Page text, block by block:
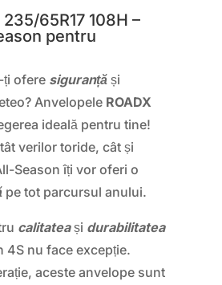
65R17 108H –
pentru
ți ofere siguranță și
Anvelopele ROADX
ideală pentru tine!
verilor toride, cât și
Season îți vor oferi o
pe tot parcursul anului.
calitateași durabilitatea
4S nu face excepție.
aceste anvelope sunt